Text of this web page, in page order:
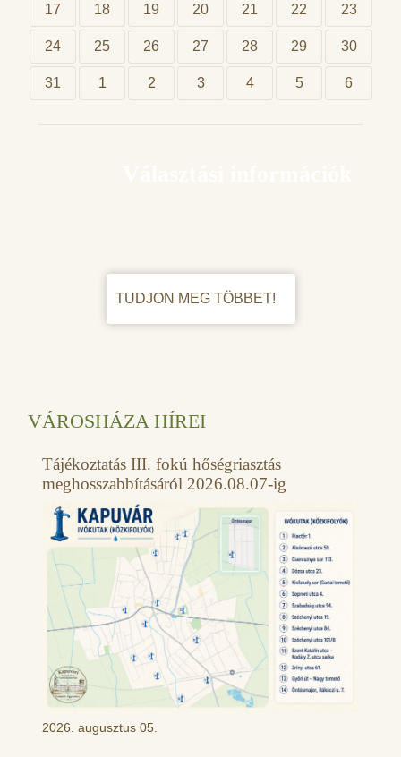
17 18 19 20 21 22 23
24 25 26 27 28 29 30
31 1 2 3 4 5 6
TUDJON MEG TÖBBET!
VÁROSHÁZA HÍREI
Tájékoztatás III. fokú hőségriasztás
meghosszabbításáról 2026.08.07-ig
2026. augusztus 05.